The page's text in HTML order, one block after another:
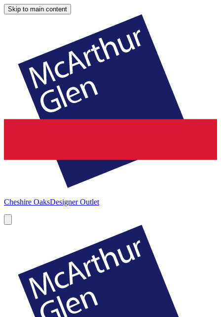
Skip to main content
Cheshire OaksDesigner Outlet